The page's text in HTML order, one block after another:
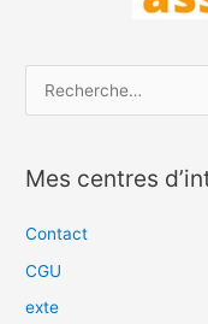
h
e
Mes centres
Contact
CGU
exte